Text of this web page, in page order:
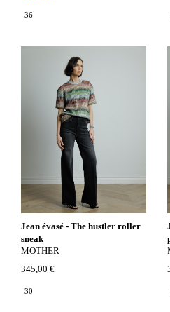
36
Jean évasé - The hustler roller
sneak
MOTHER
345,00 €
30